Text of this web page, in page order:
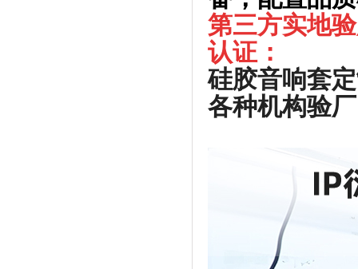
第三方实地
认证：
硅胶音响套
各种机构验